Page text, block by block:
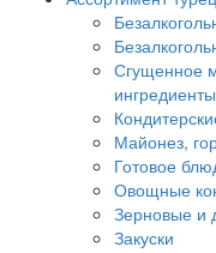
Сгущенное
Майонез,
Готовое
Овощные
Зерновые и
Закуски